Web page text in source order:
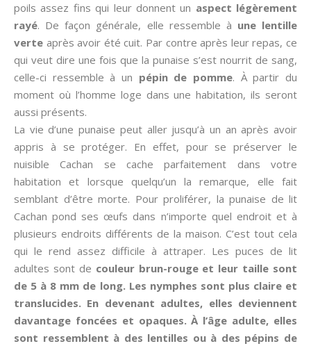
poils assez fins qui leur donnent un aspect légèrement
rayé. De façon générale, elle ressemble à une lentille
verte après avoir été cuit. Par contre après leur repas, ce
qui veut dire une fois que la punaise s’est nourrit de sang,
celle-ci ressemble à un pépin de pomme. À partir du
moment où l’homme loge dans une habitation, ils seront
aussi présents.
La vie d’une punaise peut aller jusqu’à un an après avoir
appris à se protéger. En effet, pour se préserver le
nuisible Cachan se cache parfaitement dans votre
habitation et lorsque quelqu’un la remarque, elle fait
semblant d’être morte. Pour proliférer, la punaise de lit
Cachan pond ses œufs dans n’importe quel endroit et à
plusieurs endroits différents de la maison. C’est tout cela
qui le rend assez difficile à attraper. Les puces de lit
adultes sont de couleur brun-rouge et leur taille sont
de 5 à 8 mm de long. Les nymphes sont plus claire et
translucides. En devenant adultes, elles deviennent
davantage foncées et opaques. À l’âge adulte, elles
sont ressemblent à des lentilles ou à des pépins de